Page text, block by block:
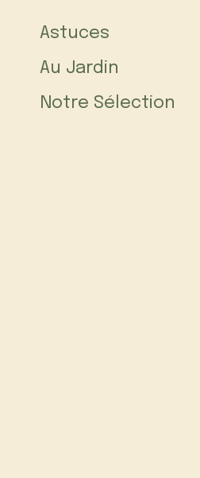
Astuces
Au Jardin
Notre Sélection